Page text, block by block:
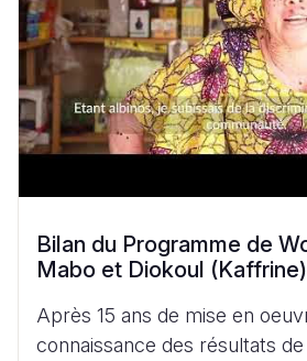
Bilan du Programme de
Mabo et Diokoul
Après 15 ans de mise en
connaissance des résultats